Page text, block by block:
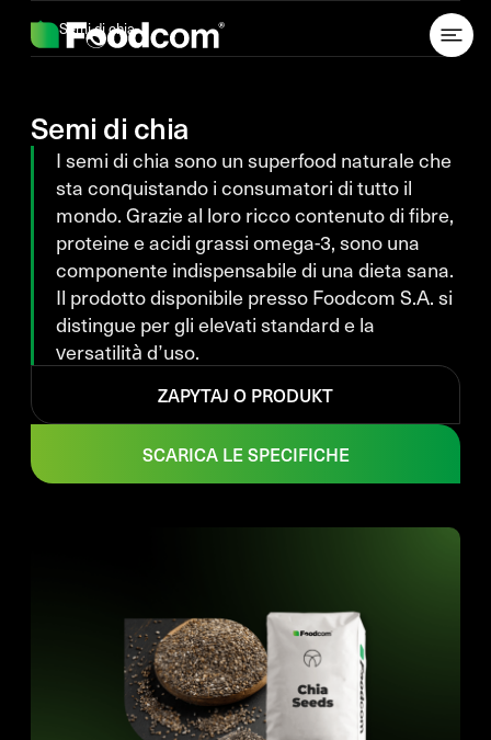
Semi di chia
Semi di chia
I semi di chia sono un superfood naturale che
sta conquistando i consumatori di tutto il
mondo. Grazie al loro ricco contenuto di fibre,
proteine e acidi grassi omega-3, sono una
componente indispensabile di una dieta sana.
Il prodotto disponibile presso Foodcom S.A. si
distingue per gli elevati standard e la
versatilità d’uso.
ZAPYTAJ O PRODUKT
SCARICA LE SPECIFICHE